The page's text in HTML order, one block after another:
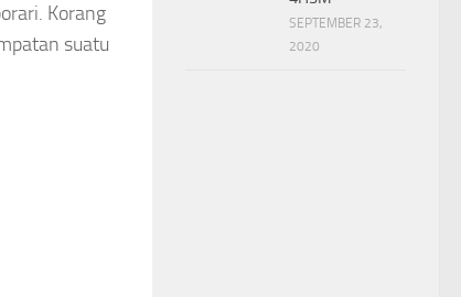
Korang
suatu
SEPTEMBER 23,
2020